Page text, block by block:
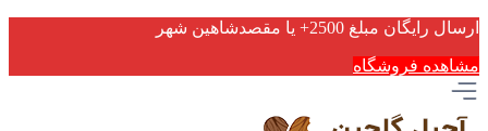
ارسال رایگان مبلغ 2500+ یا مقصدشاهین شهر
مشاهده فروشگاه